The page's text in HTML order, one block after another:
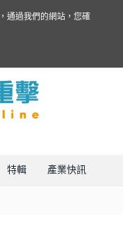
特輯 產業快訊
通過我們的網站，您確